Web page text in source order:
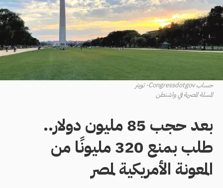
حساب Congressdotgov- تويتر
المسلة المصرية في واشنطن
بعد حجب 85 مليون دولار..
طلب بمنع 320 مليونًا من
المعونة الأمريكية لمصر